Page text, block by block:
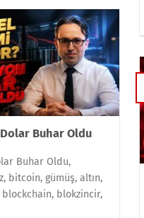
Buhar Oldu
Buhar Oldu,
bitcoin, gümüş, altın,
blokzincir,